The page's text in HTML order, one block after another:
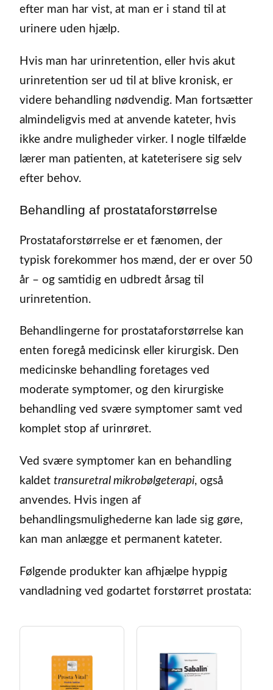
efter man har vist, at man er i stand til at
urinere uden hjælp.
Hvis man har urinretention, eller hvis akut
urinretention ser ud til at blive kronisk, er
videre behandling nødvendig. Man fortsætter
almindeligvis med at anvende kateter, hvis
ikke andre muligheder virker. I nogle tilfælde
lærer man patienten, at kateterisere sig selv
efter behov.
Behandling af prostataforstørrelse
Prostataforstørrelse er et fænomen, der
typisk forekommer hos mænd, der er over 50
år – og samtidig en udbredt årsag til
urinretention.
Behandlingerne for prostataforstørrelse kan
enten foregå medicinsk eller kirurgisk. Den
medicinske behandling foretages ved
moderate symptomer, og den kirurgiske
behandling ved svære symptomer samt ved
komplet stop af urinrøret.
Ved svære symptomer kan en behandling
kaldet transuretral mikrobølgeterapi, også
anvendes. Hvis ingen af
behandlingsmulighederne kan lade sig gøre,
kan man anlægge et permanent kateter.
Følgende produkter kan afhjælpe hyppig
vandladning ved godartet forstørret prostata: